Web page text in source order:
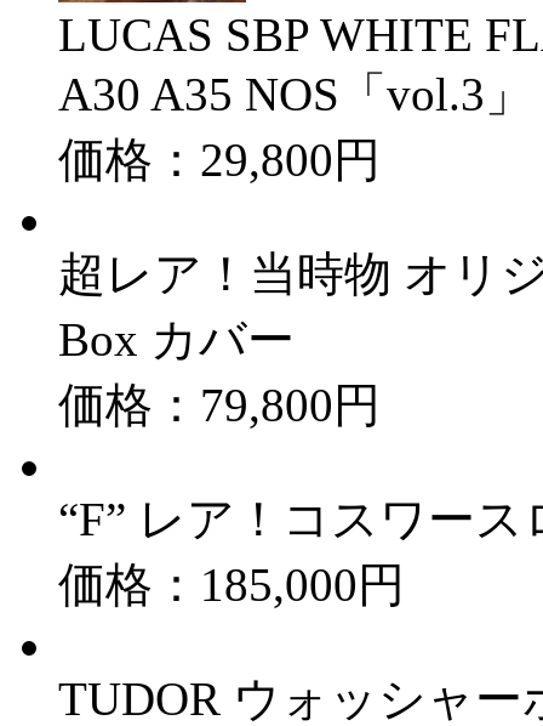
LUCAS SBP WHITE
A30 A35 NOS「vol.3」
価格：29,800円
超レア！当時物 オリ
Box カバー
価格：79,800円
“F” レア！コスワー
価格：185,000円
TUDOR ウォッシャー